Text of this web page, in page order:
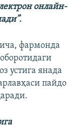
онлайн-
фармонда
устига янада
пайдо